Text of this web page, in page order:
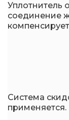
Уплотнитель
соединение
Система
применяется.